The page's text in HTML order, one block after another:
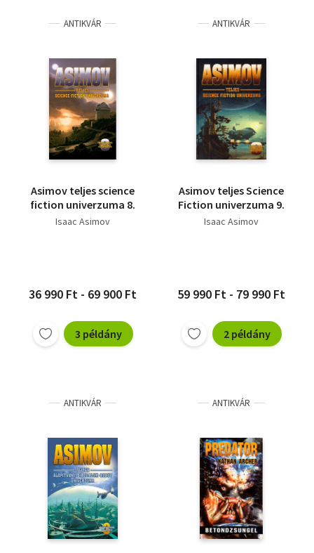
ANTIKVÁR
Asimov teljes science
fiction univerzuma 8.
Isaac Asimov
36 990 Ft - 69 900 Ft
3 példány
ANTIKVÁR
Asimov teljes Science
Fiction univerzuma 9.
Isaac Asimov
59 990 Ft - 79 990 Ft
2 példány
ANTIKVÁR ANTIKVÁR